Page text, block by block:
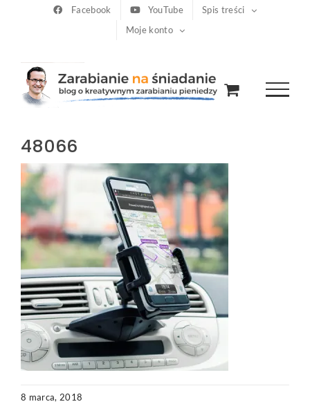
Facebook YouTube
Spis treści
Moje konto
48066
8 marca, 2018